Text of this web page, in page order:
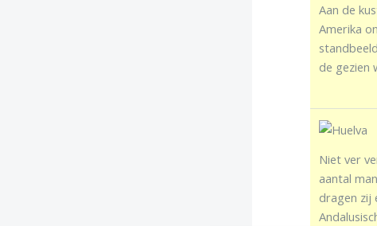
Aan de
Amerika
de gezien
Niet ver
aantal
dragen zij